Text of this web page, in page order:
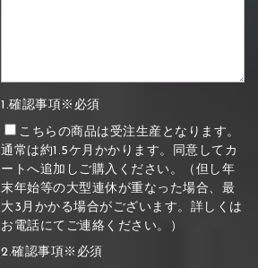
1.確認事項※必須
こちらの商品は受注生産となります。
通常は約1.5ケ月かかります。同意してカ
ートへ追加しご購入ください。（但し年
末年始等の大型連休が重なった場合、最
大3月かかる場合がございます。詳しくは
お電話にてご連絡ください。）
2.確認事項※必須